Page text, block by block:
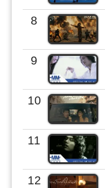
8
9
10
11
12